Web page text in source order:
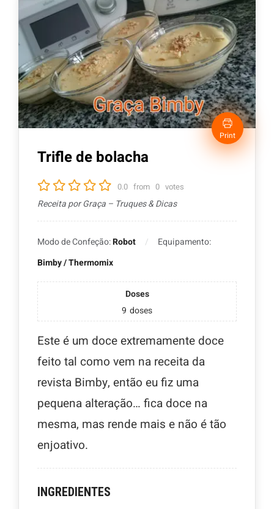
Print
Trifle de bolacha
0.0 from 0 votes
Receita por Graça – Truques & Dicas
Modo de Confeção:Robot
Equipamento:
Bimby / Thermomix
Doses
9 doses
Este é um doce extremamente doce
feito tal como vem na receita da
revista Bimby, então eu fiz uma
pequena alteração… fica doce na
mesma, mas rende mais e não é tão
enjoativo.
INGREDIENTES